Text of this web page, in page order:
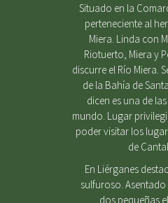
Situado en la
perteneciente al
Miera. Linda con
Riotuerto, Miera y
discurre el Río Miera.
de la Bahía de
dicen es una de
mundo. Lugar
poder visitar los
de
En Liérganes
sulfuroso.
dos pequeñas